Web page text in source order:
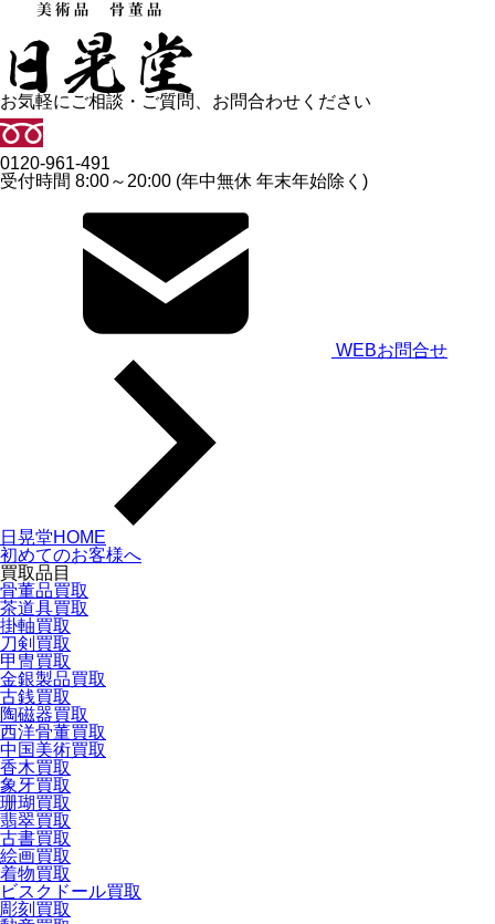
お気軽にご相談・ご質問、お問合わせください
0120-961-491
受付時間 8:00～20:00 (年中無休 年末年始除く)
WEBお問合せ
日晃堂HOME
初めてのお客様へ
買取品目
骨董品買取
茶道具買取
掛軸買取
刀剣買取
甲冑買取
金銀製品買取
古銭買取
陶磁器買取
西洋骨董買取
中国美術買取
香木買取
象牙買取
珊瑚買取
翡翠買取
古書買取
絵画買取
着物買取
ビスクドール買取
彫刻買取